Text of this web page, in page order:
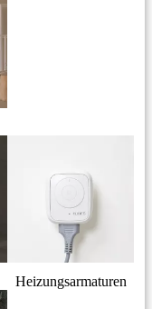
Heizungsarmaturen